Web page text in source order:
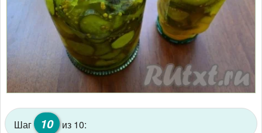
Шаг 10 из 10: